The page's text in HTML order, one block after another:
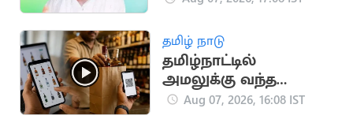
தமிழ் நாடு
தமிழ்நாட்டில்
அமலுக்கு வந்த
ஆன்லைன் மது
Aug 07, 2026, 16:08 IST